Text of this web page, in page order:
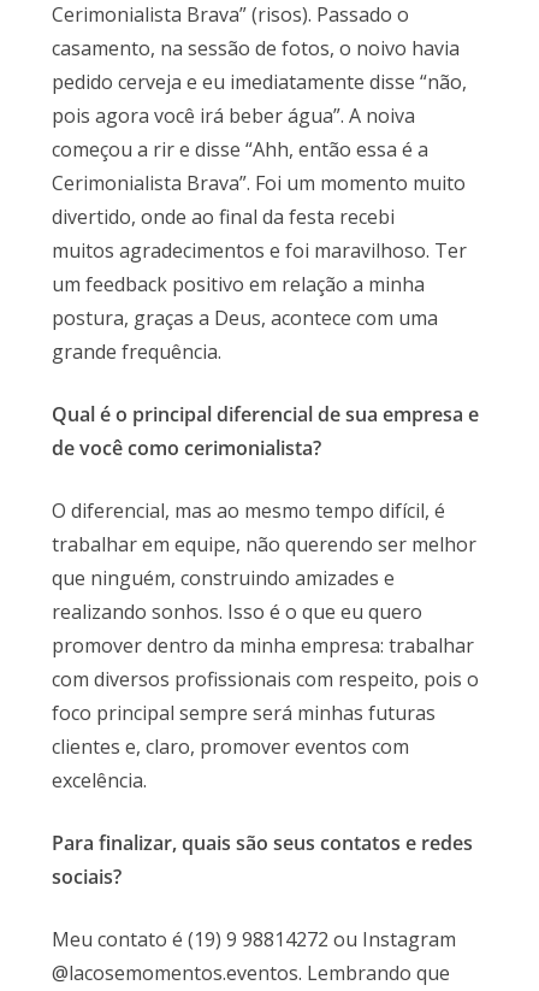
Cerimonialista Brava” (risos). Passado o
casamento, na sessão de fotos, o noivo havia
pedido cerveja e eu imediatamente disse “não,
pois agora você irá beber água”. A noiva
começou a rir e disse “Ahh, então essa é a
Cerimonialista Brava”. Foi um momento muito
divertido, onde ao final da festa recebi
muitos agradecimentos e foi maravilhoso. Ter
um feedback positivo em relação a minha
postura, graças a Deus, acontece com uma
grande frequência.
Qual é o principal diferencial de sua empresa e
de você como cerimonialista?
O diferencial, mas ao mesmo tempo difícil, é
trabalhar em equipe, não querendo ser melhor
que ninguém, construindo amizades e
realizando sonhos. Isso é o que eu quero
promover dentro da minha empresa: trabalhar
com diversos profissionais com respeito, pois o
foco principal sempre será minhas futuras
clientes e, claro, promover eventos com
excelência.
Para finalizar, quais são seus contatos e redes
sociais?
Meu contato é (19) 9 98814272 ou Instagram
@lacosemomentos.eventos. Lembrando que